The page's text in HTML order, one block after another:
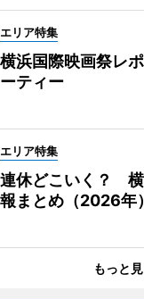
エリア特集
横浜国際映画祭レ
ーティー
エリア特集
連休どこいく？ 横
報まとめ（2026年）
もっと